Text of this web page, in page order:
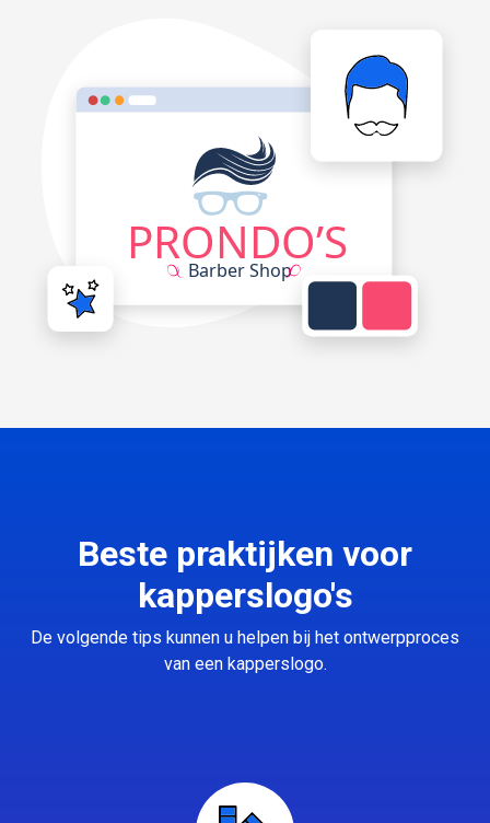
Beste praktijken voor
kapperslogo's
De volgende tips kunnen u helpen bij het ontwerpproces
van een kapperslogo.